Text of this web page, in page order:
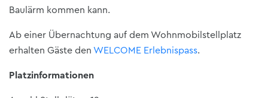
Baulärm kommen kann.
Ab einer Übernachtung auf dem Wohnmobilstellplatz
erhalten Gäste den WELCOME Erlebnispass.
Platzinformationen